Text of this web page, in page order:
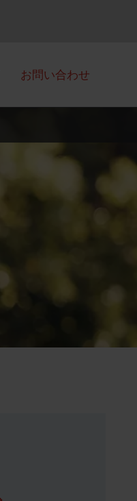
お問い合わせ